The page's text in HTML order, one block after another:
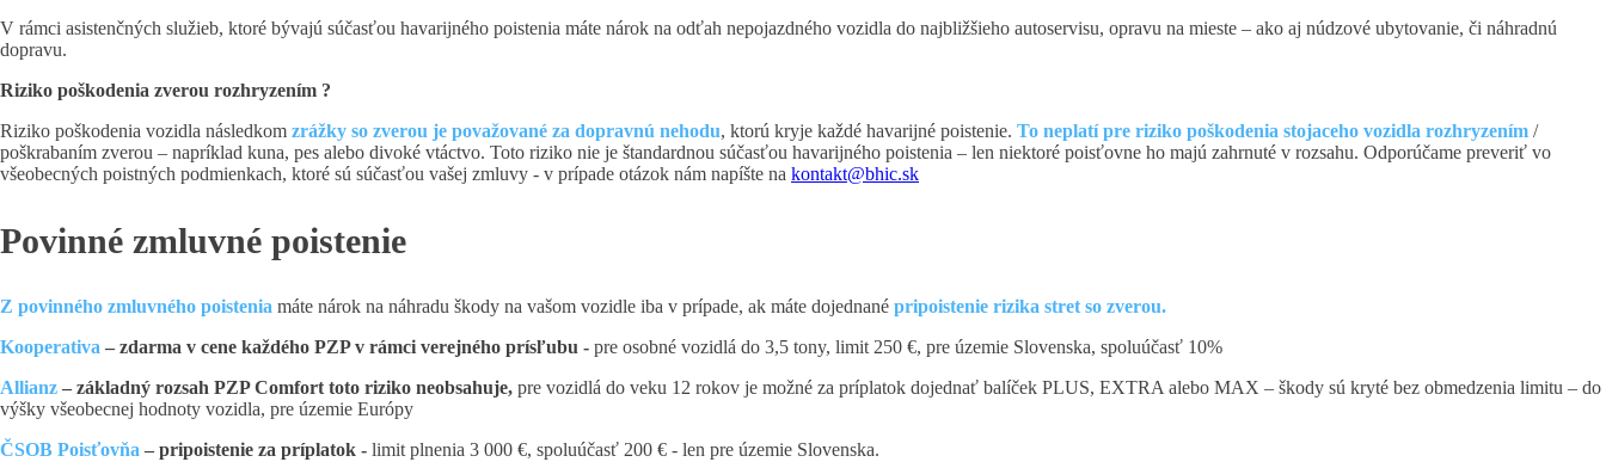
V rámci asistenčných služieb, ktoré bývajú súčasťou havarijného poistenia máte nárok na odťah nepojazdného vozidla do najbližšieho autoservisu, opravu na mieste – ako aj núdzové ubytovanie, či náhradnú
dopravu.
Riziko poškodenia zverou rozhryzením ?
Riziko poškodenia vozidla následkom zrážky so zverou je považované za dopravnú nehodu, ktorú kryje každé havarijné poistenie. To neplatí pre riziko poškodenia stojaceho vozidla rozhryzením /
poškrabaním zverou – napríklad kuna, pes alebo divoké vtáctvo. Toto riziko nie je štandardnou súčasťou havarijného poistenia – len niektoré poisťovne ho majú zahrnuté v rozsahu. Odporúčame preveriť vo
všeobecných poistných podmienkach, ktoré sú súčasťou vašej zmluvy - v prípade otázok nám napíšte na kontakt@bhic.sk
Povinné zmluvné poistenie
Z povinného zmluvného poistenia máte nárok na náhradu škody na vašom vozidle iba v prípade, ak máte dojednané pripoistenie rizika stret so zverou.
Kooperativa – zdarma v cene každého PZP v rámci verejného prísľubu - pre osobné vozidlá do 3,5 tony, limit 250 €, pre územie Slovenska, spoluúčasť 10%
Allianz – základný rozsah PZP Comfort toto riziko neobsahuje, pre vozidlá do veku 12 rokov je možné za príplatok dojednať balíček PLUS, EXTRA alebo MAX – škody sú kryté bez obmedzenia limitu – do
výšky všeobecnej hodnoty vozidla, pre územie Európy
ČSOB Poisťovňa – pripoistenie za príplatok - limit plnenia 3 000 €, spoluúčasť 200 € - len pre územie Slovenska.